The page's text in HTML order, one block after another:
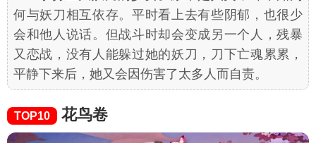
何与妖刀相互依存。平时看上去有些阴郁，也很少
会和他人说话。但战斗时却会变成另一个人，残暴
又恋战，没有人能躲过她的妖刀，刀下亡魂累累，
平静下来后，她又会因伤害了太多人而自责。
TOP10 花鸟卷